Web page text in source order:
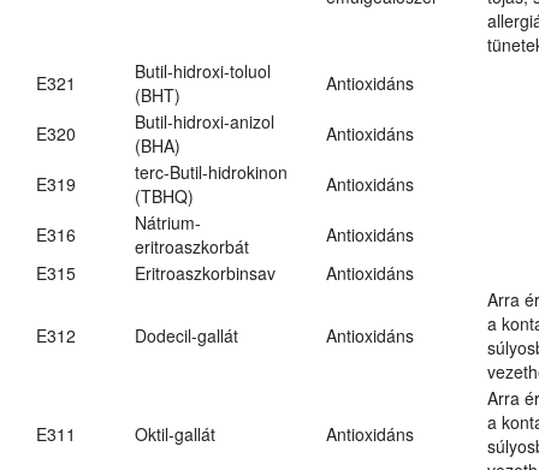
E321
Butil-hidroxi-toluol
(BHT)
Antioxidáns
E320
Butil-hidroxi-anizol
(BHA)
Antioxidáns
E319
terc-Butil-hidrokinon
(TBHQ)
Antioxidáns
E316
Nátrium-
eritroaszkorbát
Antioxidáns
E315
Eritroaszkorbinsav Antioxidáns
E312 Dodecil-gallát Antioxidáns
Arra
a
E311 Oktil-gallát Antioxidáns
Arra
a